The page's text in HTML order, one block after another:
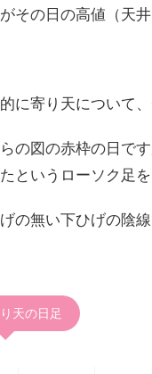
その日の高値（天
に寄り天について
の図の赤枠の日で
というローソク足を
の無い下ひげの陰線
天の日足